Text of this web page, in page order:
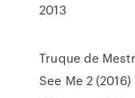
2013
Truque de
See Me 2